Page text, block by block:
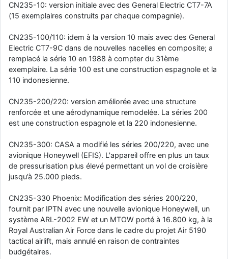
d9pouces: cette fois, c'est le Brésil et Singapour qui mettent le site
par terre
d9pouces: Désolé ! Mon filtrage a été un peu trop violent
manifestement
tout voir
CN235-10: version initiale avec des General Electric CT7-7A
(15 exemplaires construits par chaque compagnie).
CN235-100/110: idem à la version 10 mais avec des General
Electric CT7-9C dans de nouvelles nacelles en composite; a
remplacé la série 10 en 1988 à compter du 31ème
exemplaire. La série 100 est une construction espagnole et la
110 indonesienne.
CN235-200/220: version améliorée avec une structure
renforcée et une aérodynamique remodelée. La séries 200
est une construction espagnole et la 220 indonesienne.
CN235-300: CASA a modifié les séries 200/220, avec une
avionique Honeywell (EFIS). L'appareil offre en plus un taux
de pressurisation plus élevé permettant un vol de croisière
jusqu’à 25.000 pieds.
CN235-330 Phoenix: Modification des séries 200/220,
fournit par IPTN avec une nouvelle avionique Honeywell, un
système ARL-2002 EW et un MTOW porté à 16.800 kg, à la
Royal Australian Air Force dans le cadre du projet Air 5190
tactical airlift, mais annulé en raison de contraintes
budgétaires.